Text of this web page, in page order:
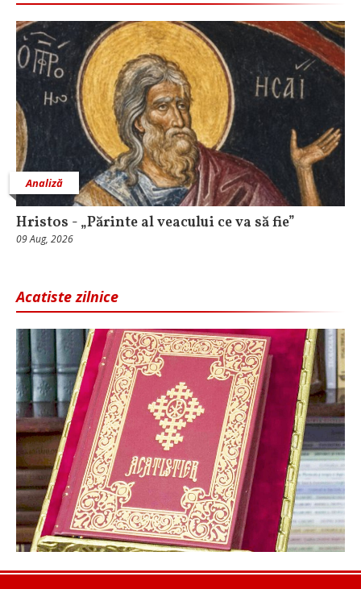
Analiză
Hristos - „Părinte al veacului ce va să fie”
09 Aug, 2026
Acatiste zilnice